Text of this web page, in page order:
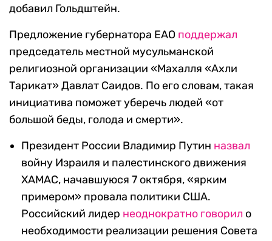
добавил Гольдштейн.
Предложение губернатора ЕАО поддержал
председатель местной мусульманской
религиозной организации «Махалля «Ахли
Тарикат» Давлат Саидов. По его словам, такая
инициатива поможет уберечь людей «от
большой беды, голода и смерти».
Президент России Владимир Путин назвал
войну Израиля и палестинского движения
ХАМАС, начавшуюся 7 октября, «ярким
примером» провала политики США.
Российский лидер неоднократно говорил о
необходимости реализации решения Совета